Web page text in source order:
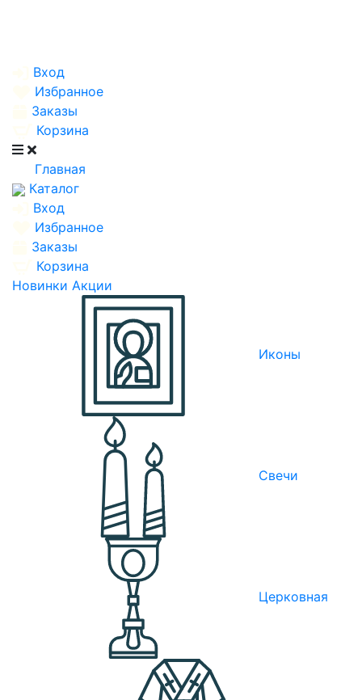
Вход
Избранное
Заказы
Корзина
Главная
Каталог
Вход
Избранное
Заказы
Корзина
Новинки Акции
Иконы
Свечи
Церковная